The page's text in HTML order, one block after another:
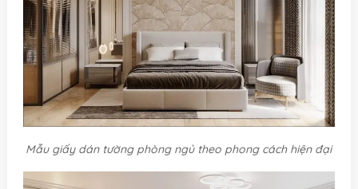
Mẫu giấy dán tường phòng ngủ theo phong cách hiện đại